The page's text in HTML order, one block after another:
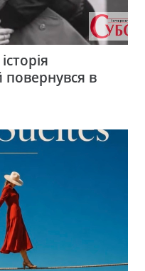
повернувся в